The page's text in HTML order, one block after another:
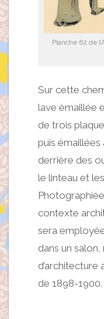
Planche 62 de
Sur cette
lave émaillée
de trois
puis émaillées
derrière des
le linteau et
contexte
sera
dans un
d’architecture
de 1898-1900.